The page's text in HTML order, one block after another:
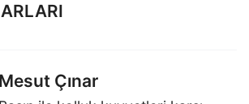
Mesut Çınar